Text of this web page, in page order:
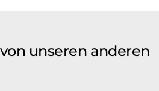
unseren anderen